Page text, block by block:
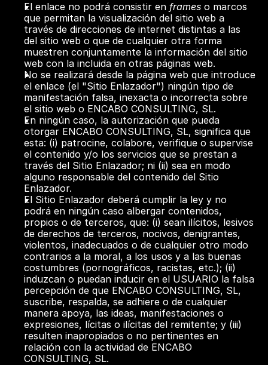
El enlace no podrá consistir en frames o marcos
que permitan la visualización del sitio web a
través de direcciones de internet distintas a las
del sitio web o que de cualquier otra forma
muestren conjuntamente la información del sitio
web con la incluida en otras páginas web.
No se realizará desde la página web que introduce
el enlace (el "Sitio Enlazador") ningún tipo de
manifestación falsa, inexacta o incorrecta sobre
el sitio web o ENCABO CONSULTING, SL.
En ningún caso, la autorización que pueda
otorgar ENCABO CONSULTING, SL, significa que
esta: (i) patrocine, colabore, verifique o supervise
el contenido y/o los servicios que se prestan a
través del Sitio Enlazador; ni (ii) sea en modo
alguno responsable del contenido del Sitio
Enlazador.
El Sitio Enlazador deberá cumplir la ley y no
podrá en ningún caso albergar contenidos,
propios o de terceros, que: (i) sean ilícitos, lesivos
de derechos de terceros, nocivos, denigrantes,
violentos, inadecuados o de cualquier otro modo
contrarios a la moral, a los usos y a las buenas
costumbres (pornográficos, racistas, etc.); (ii)
induzcan o puedan inducir en el USUARIO la falsa
percepción de que ENCABO CONSULTING, SL,
suscribe, respalda, se adhiere o de cualquier
manera apoya, las ideas, manifestaciones o
expresiones, lícitas o ilícitas del remitente; y (iii)
resulten inapropiados o no pertinentes en
relación con la actividad de ENCABO
CONSULTING, SL.